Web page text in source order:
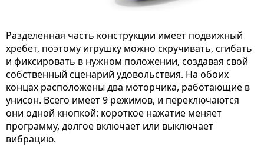
Разделенная часть конструкции имеет подвижный
хребет, поэтому игрушку можно скручивать, сгибать
и фиксировать в нужном положении, создавая свой
собственный сценарий удовольствия. На обоих
концах расположены два моторчика, работающие в
унисон. Всего имеет 9 режимов, и переключаются
они одной кнопкой: короткое нажатие меняет
программу, долгое включает или выключает
вибрацию.